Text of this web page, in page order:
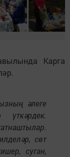
Карга
әлеге
сөт
суган,